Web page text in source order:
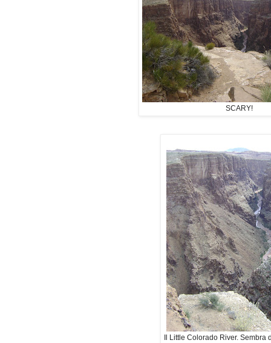
SCARY!
Il Little Colorado River. Sembra